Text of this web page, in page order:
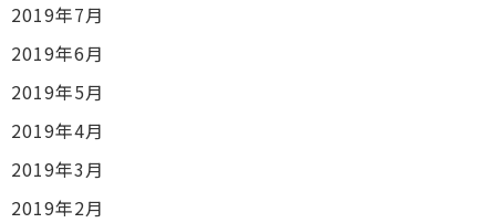
2019年7月
2019年6月
2019年5月
2019年4月
2019年3月
2019年2月